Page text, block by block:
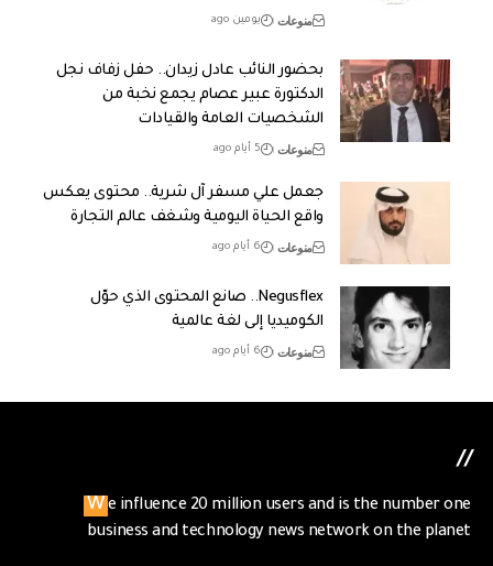
منوعات يومين ago
بحضور النائب عادل زيدان.. حفل زفاف نجل
الدكتورة عبير عصام يجمع نخبة من
الشخصيات العامة والقيادات
منوعات 5 أيام ago
جعمل علي مسفر آل شرية.. محتوى يعكس
واقع الحياة اليومية وشغف عالم التجارة
منوعات 6 أيام ago
Negusflex.. صانع المحتوى الذي حوّل
الكوميديا إلى لغة عالمية
منوعات 6 أيام ago
//
We influence 20 million users and is the number one
business and technology news network on the planet